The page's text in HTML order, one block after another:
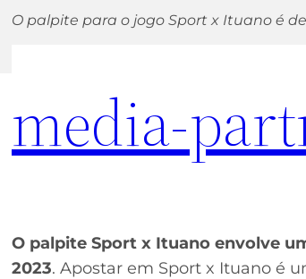
O palpite para o jogo Sport x Ituano é
O palpite Sport x Ituano envolve
2023. Apostar em Sport x Ituano é